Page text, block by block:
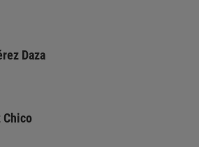
Daza
Chico